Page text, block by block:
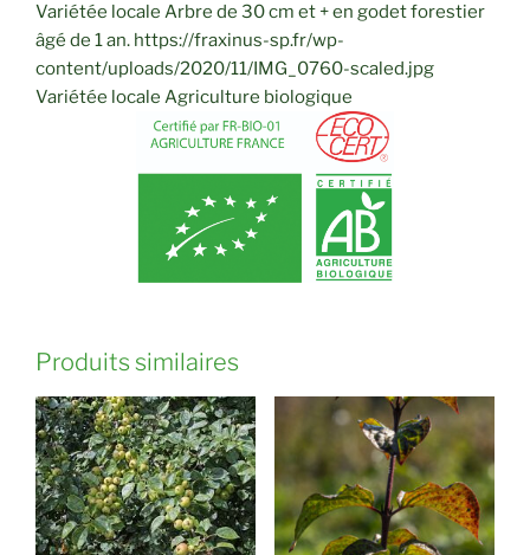
Variétée locale Arbre de 30 cm et + en godet forestier
âgé de 1 an. https://fraxinus-sp.fr/wp-
content/uploads/2020/11/IMG_0760-scaled.jpg
Variétée locale Agriculture biologique
Produits similaires